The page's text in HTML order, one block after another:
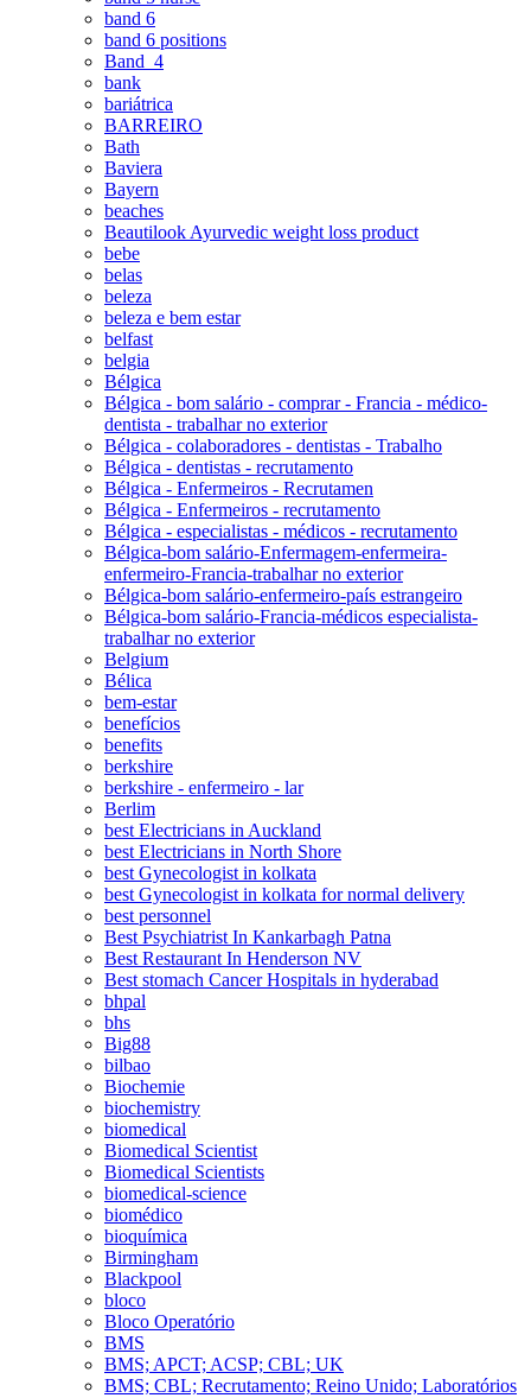
band 6
band 6 positions
Band_4
bank
bariátrica
BARREIRO
Bath
Baviera
Bayern
beaches
Beautilook Ayurvedic weight loss product
bebe
belas
beleza
beleza e bem estar
belfast
belgia
Bélgica
Bélgica - bom salário - comprar - Francia - médico-
dentista - trabalhar no exterior
Bélgica - colaboradores - dentistas - Trabalho
Bélgica - dentistas - recrutamento
Bélgica - Enfermeiros - Recrutamen
Bélgica - Enfermeiros - recrutamento
Bélgica - especialistas - médicos - recrutamento
Bélgica-bom salário-Enfermagem-enfermeira-
enfermeiro-Francia-trabalhar no exterior
Bélgica-bom salário-enfermeiro-país estrangeiro
Bélgica-bom salário-Francia-médicos especialista-
trabalhar no exterior
Belgium
Bélica
bem-estar
benefícios
benefits
berkshire
berkshire - enfermeiro - lar
Berlim
best Electricians in Auckland
best Electricians in North Shore
best Gynecologist in kolkata
best Gynecologist in kolkata for normal delivery
best personnel
Best Psychiatrist In Kankarbagh Patna
Best Restaurant In Henderson NV
Best stomach Cancer Hospitals in hyderabad
bhpal
bhs
Big88
bilbao
Biochemie
biochemistry
biomedical
Biomedical Scientist
Biomedical Scientists
biomedical-science
biomédico
bioquímica
Birmingham
Blackpool
bloco
Bloco Operatório
BMS
BMS; APCT; ACSP; CBL; UK
BMS; CBL; Recrutamento; Reino Unido; Laboratórios